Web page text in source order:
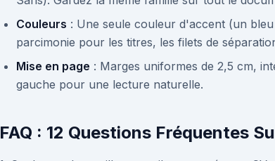
Couleurs : Une seule couleur d'accent (un
parcimonie pour les titres, les filets de
Mise en page : Marges uniformes de 2,5 cm,
gauche pour une lecture naturelle.
FAQ : 12 Questions Fréquentes